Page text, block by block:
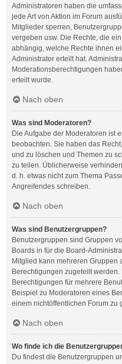
Administratoren haben die
jede Art von Aktion im Forum
Mitglieder sperren,
vergeben usw. Die Rechte, die
abhängig, welche Rechte ihnen
Administrator erteilt hat.
Moderationsberechtigungen
erteilt wurde.
Nach oben
Was sind Moderatoren?
Die Aufgabe der Moderatoren ist
beobachten. Sie haben das
und zu löschen und Themen zu
zu teilen. Üblicherweise
d. h. etwas nicht zum Thema
Angreifendes schreiben.
Nach oben
Was sind Benutzergruppen?
Benutzergruppen sind Gruppen
Boards in für die Board-
Mitglied kann mehreren
Berechtigungen zugeteilt
Berechtigungen für mehrere
Beispiel zu Moderatoren eines
einem nichtöffentlichen Forum zu
Nach oben
Wo finde ich die
Du findest die Benutzergruppen